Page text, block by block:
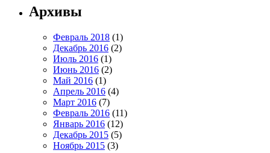
Архивы
Февраль 2018 (1)
Декабрь 2016 (2)
Июль 2016 (1)
Июнь 2016 (2)
Май 2016 (1)
Апрель 2016 (4)
Март 2016 (7)
Февраль 2016 (11)
Январь 2016 (12)
Декабрь 2015 (5)
Ноябрь 2015 (3)